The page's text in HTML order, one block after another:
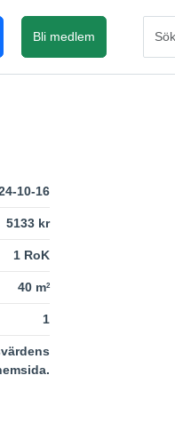
Bli medlem
10-16
5133 kr
1 RoK
40 m2
1